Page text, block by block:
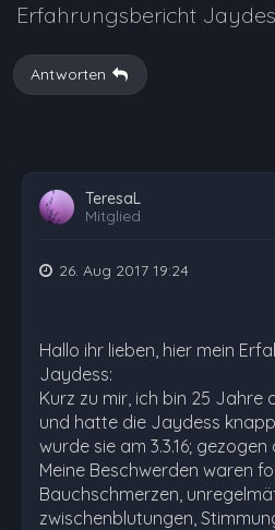
Erfahrungsbericht
Antworten
TeresaL
Mitglied
26. Aug 2017 19:24
Hallo ihr lieben, hier mein
Jaydess:
Kurz zu mir, ich bin 25 Jahre
und hatte die Jaydess
wurde sie am 3.3.16; gezogen
Meine Beschwerden waren
Bauchschmerzen,
zwischenblutungen,